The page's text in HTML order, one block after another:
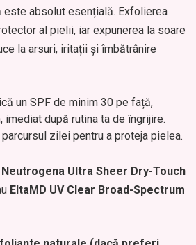
este absolut esențială. Exfolierea
al pielii, iar expunerea la soare
la arsuri, iritații și îmbătrânire
un SPF de minim 30 pe față,
după rutina ta de îngrijire.
zilei pentru a proteja pielea.
Neutrogena Ultra Sheer Dry-Touch
EltaMD UV Clear Broad-Spectrum